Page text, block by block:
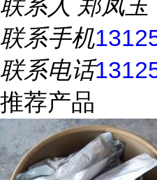
联系人 郑凤玉
联系手机
联系电话
推荐产品